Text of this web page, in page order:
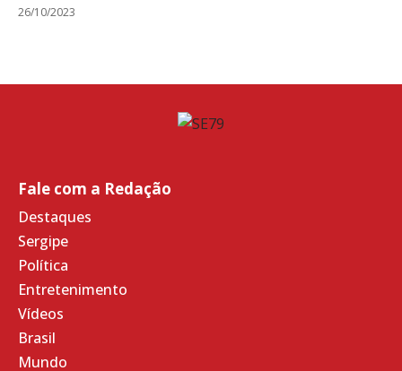
26/10/2023
Fale com a Redação
Destaques
Sergipe
Política
Entretenimento
Vídeos
Brasil
Mundo